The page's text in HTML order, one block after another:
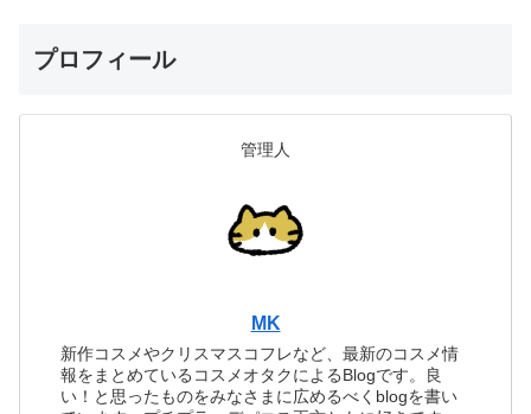
プロフィール
管理人
MK
新作コスメやクリスマスコフレなど、最新のコスメ情
報をまとめているコスメオタクによるBlogです。良
い！と思ったものをみなさまに広めるべくblogを書い